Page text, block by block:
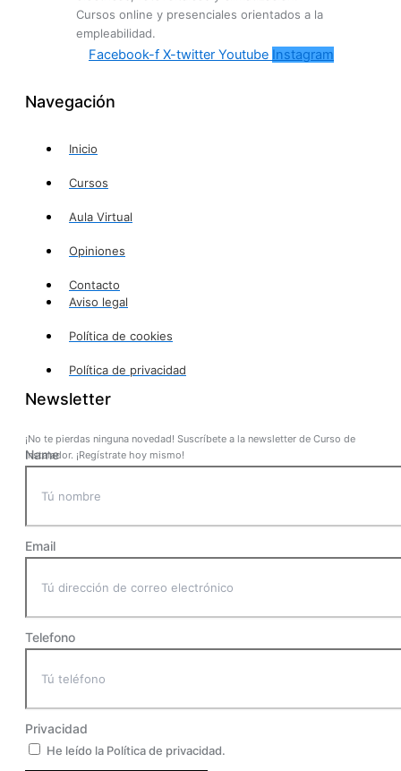
Cursos online y presenciales orientados a la
empleabilidad.
Facebook-f X-twitter Youtube Instagram
Navegación
Inicio
Cursos
Aula Virtual
Opiniones
Contacto
Aviso legal
Política de cookies
Política de privacidad
Newsletter
¡No te pierdas ninguna novedad! Suscríbete a la newsletter de Curso de
Instalador. ¡Regístrate hoy mismo!
Name
Email
Telefono
Privacidad
He leído la Política de privacidad.